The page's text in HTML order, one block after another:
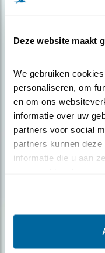
Deze website maakt
We gebruiken
personaliseren, om
en om ons
informatie over uw
partners voor social
partners kunnen
informatie die u aan
over vogels en